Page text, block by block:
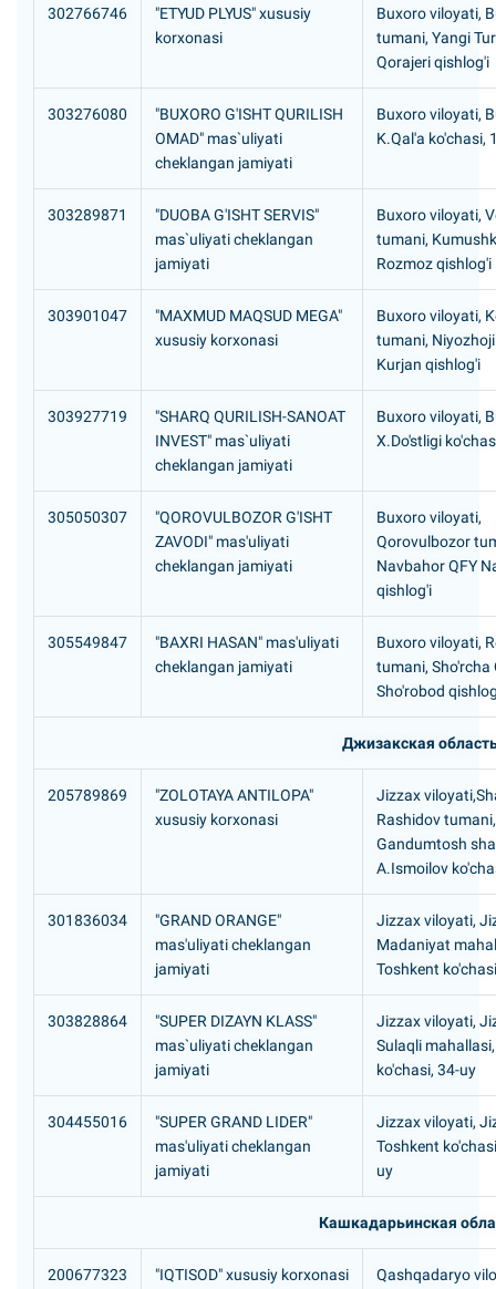
302766746
"ETYUD PLYUS" xususiy
korxonasi
Buxoro viloyati,
tumani, Yangi
Qorajeri qishlog'i
303276080
"BUXORO G'ISHT QURILISH
OMAD" mas`uliyati
cheklangan jamiyati
Buxoro viloyati,
K.Qal'a ko'chasi,
303289871
"DUOBA G'ISHT SERVIS"
mas`uliyati cheklangan
jamiyati
Buxoro viloyati,
tumani,
Rozmoz qishlog'i
303901047
"MAXMUD MAQSUD MEGA"
xususiy korxonasi
Buxoro viloyati,
tumani, Niyozhoji
Kurjan qishlog'i
303927719
"SHARQ QURILISH-SANOAT
INVEST" mas`uliyati
cheklangan jamiyati
Buxoro viloyati,
X.Do'stligi
305050307
"QOROVULBOZOR G'ISHT
ZAVODI" mas'uliyati
cheklangan jamiyati
Buxoro viloyati,
Qorovulbozor
Navbahor QFY
qishlog'i
305549847
"BAXRI HASAN" mas'uliyati
cheklangan jamiyati
Buxoro viloyati,
tumani, Sho'rcha
Sho'robod
Джизакская
205789869
"ZOLOTAYA ANTILOPA"
xususiy korxonasi
Jizzax
Rashidov tumani,
Gandumtosh
A.Ismoilov
301836034
"GRAND ORANGE"
mas'uliyati cheklangan
jamiyati
Jizzax viloyati,
Madaniyat
Toshkent
303828864
"SUPER DIZAYN KLASS"
mas`uliyati cheklangan
jamiyati
Jizzax viloyati,
Sulaqli
ko'chasi, 34-uy
304455016
"SUPER GRAND LIDER"
mas'uliyati cheklangan
jamiyati
Jizzax viloyati,
Toshkent
uy
Кашкадарьинская
200677323 "IQTISOD" xususiy korxonasi Qashqadaryo